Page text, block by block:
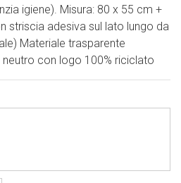
igiene). Misura: 80 x 55 cm +
striscia adesiva sul lato lungo da
Materiale trasparente
con logo 100% riciclato